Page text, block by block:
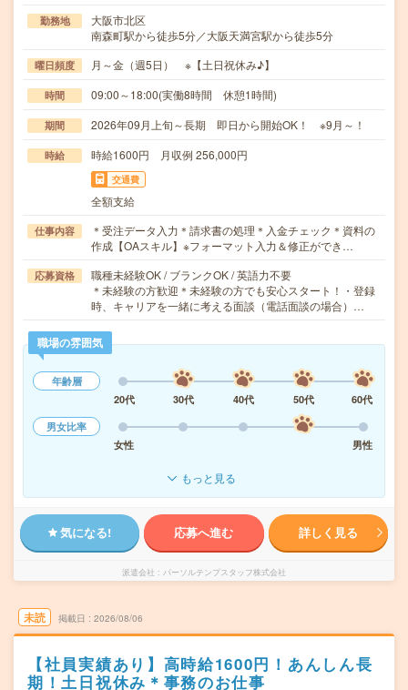
勤務地
大阪市北区
南森町駅から徒歩5分／大阪天満宮駅から徒歩5分
曜日頻度 月～金（週5日） ※【土日祝休み♪】
時間 09:00～18:00(実働8時間 休憩1時間)
期間 2026年09月上旬～長期 即日から開始OK！ ※9月～！
時給 時給1600円 月収例 256,000円
交通費
全額支給
仕事内容
＊受注データ入力＊請求書の処理＊入金チェック＊資料の
作成【OAスキル】※フォーマット入力＆修正ができ…
応募資格
職種未経験OK / ブランクOK / 英語力不要
＊未経験の方歓迎＊未経験の方でも安心スタート！・登録
時、キャリアを一緒に考える面談（電話面談の場合）…
職場の雰囲気
年齢層
20代
30代 40代 50代
60代
男女比率
女性
男性
もっと見る
気になる! 応募へ進む 詳しく見る
派遣会社 パーソルテンプスタッフ株式会社
未読 掲載日 2026/08/06
【社員実績あり】高時給1600円！あんしん長
期！土日祝休み＊事務のお仕事